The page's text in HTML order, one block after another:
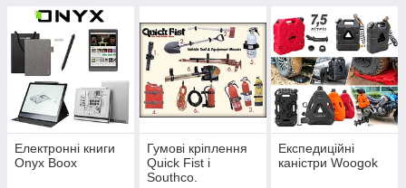
Електронні книги
Onyx Boox
Гумові кріплення
Quick Fist і
Southco.
Експедиційні
каністри Woogok